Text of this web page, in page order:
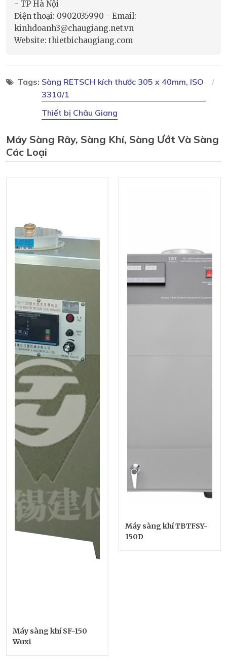
- TP Hà Nội
Điện thoại: 0902035990 - Email:
kinhdoanh3@chaugiang.net.vn
Website: thietbichaugiang.com
Tags: Sàng RETSCH kích thước 305 x 40mm, ISO
3310/1
Thiết bị Châu Giang
Máy Sàng Rây, Sàng Khí, Sàng Ướt Và Sàng
Các Loại
Máy sàng khí SF-150
Wuxi
Máy sàng khí TBTFSY-
150D